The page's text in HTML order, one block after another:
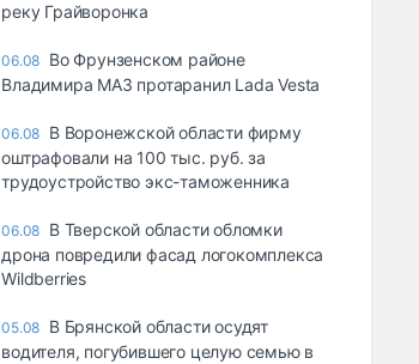
реку Грайворонка
06.08 Во Фрунзенском районе
Владимира МАЗ протаранил Lada Vesta
06.08 В Воронежской области фирму
оштрафовали на 100 тыс. руб. за
трудоустройство экс-таможенника
06.08 В Тверской области обломки
дрона повредили фасад логокомплекса
Wildberries
05.08 В Брянской области осудят
водителя, погубившего целую семью в